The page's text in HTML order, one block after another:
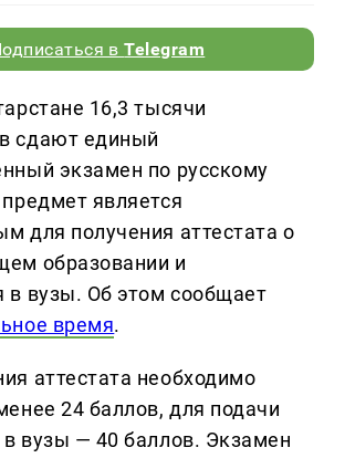
вTelegram
16,3 тысячи
сдают единый
экзамен по русскому
является
для получения аттестата о
образовании и
в вузы. Об этом сообщает
время.
аттестата необходимо
24 баллов, для подачи
вузы — 40 баллов. Экзамен